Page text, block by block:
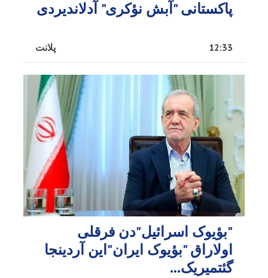
پاکستانی "آبش نؤکری" آدلاندیردی
پلانت 12:33
"بؤیوک اسرائیل"دن فرقلی
اولاراق "بؤیوک ایران"این آردینجا
گئتمیریک...